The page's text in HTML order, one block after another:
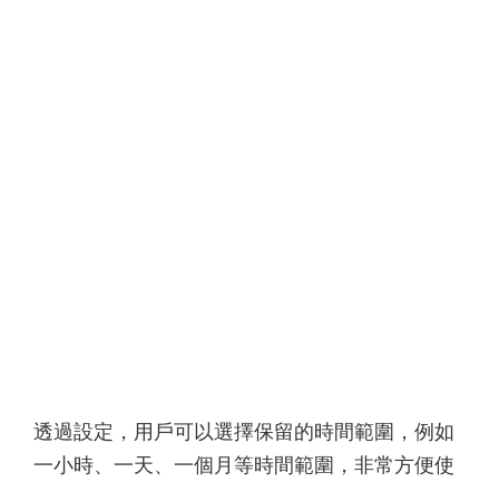
透過設定，用戶可以選擇保留的時間範圍，例如
一小時、一天、一個月等時間範圍，非常方便使